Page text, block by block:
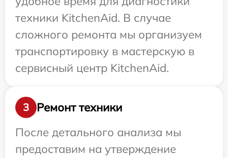
техники KitchenAid. В случае
сложного ремонта мы организуем
транспортировку в мастерскую в
сервисный центр KitchenAid.
3
Ремонт техники
После детального анализа мы
предоставим на утверждение